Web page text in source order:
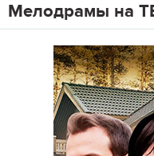
Мелодрамы на